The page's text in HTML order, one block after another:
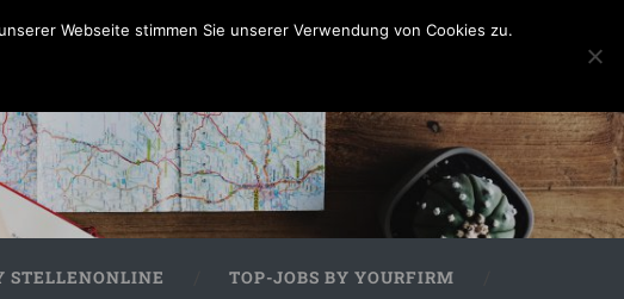
STELLENONLINE TOP-JOBS BY YOURFIRM
Webseite stimmen Sie unserer Verwendung von Cookies zu.